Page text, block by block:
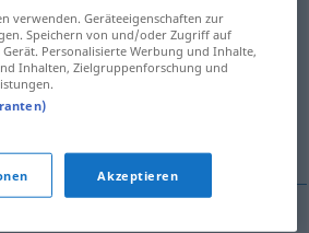
anklicken/antippen)
verwenden. Geräteeigenschaften zur
Speichern von und/oder Zugriff auf
Personalisierte Werbung und Inhalte,
Inhalten, Zielgruppenforschung und
Akzeptieren